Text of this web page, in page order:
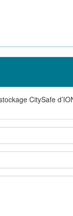
CitySafe